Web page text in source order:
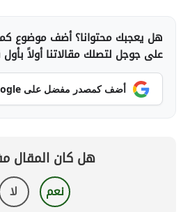
هل يعجبك محتوانا؟ أضف موضوع
على جوجل لتصلك مقالاتنا أولاً
أضف كمصدر مفضل على Google
هل كان المقال
نعم لا